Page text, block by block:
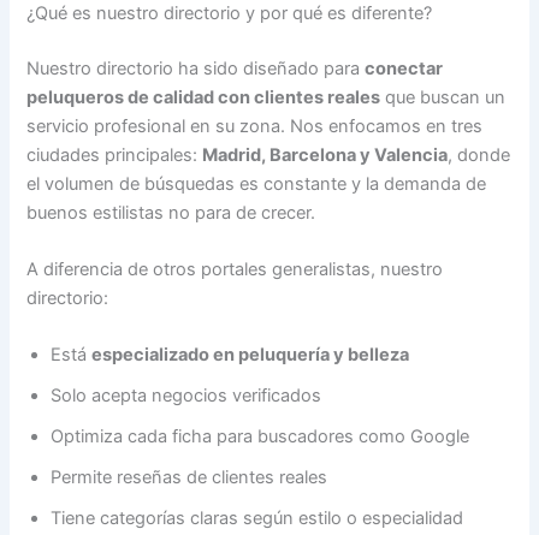
¿Qué es nuestro directorio y por qué es diferente?
Nuestro directorio ha sido diseñado paraconectar
peluqueros de calidad con clientes reales que buscan un
servicio profesional en su zona. Nos enfocamos en tres
ciudades principales: Madrid, Barcelona y Valencia, donde
el volumen de búsquedas es constante y la demanda de
buenos estilistas no para de crecer.
A diferencia de otros portales generalistas, nuestro
directorio:
Estáespecializado en peluquería y belleza
Solo acepta negocios verificados
Optimiza cada ficha para buscadores como Google
Permite reseñas de clientes reales
Tiene categorías claras según estilo o especialidad